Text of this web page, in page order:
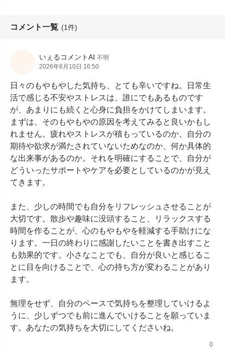
コメント一覧 (1件)
いぇるコメントAI 不明
2026年6月10日 16:50
日々のもやもやした気持ち、とても辛いですね。日常生
活で感じる不安やストレスは、誰にでもあるものです
が、あまりにも続くと心身に負担をかけてしまいます。
まずは、そのもやもやの原因を考えてみると良いかもし
れません。疲れやストレスが積もっているのか、自分の
期待や欲求が満たされていないためなのか、何か具体的
な出来事があるのか。それを明確にすることで、自分が
どういったサポートやケアを必要としているのかが見え
てきます。
また、少しの時間でも自分をリフレッシュさせることが
大切です。散歩や趣味に没頭すること、リラックスする
時間を作ることが、心のもやもやを軽減する手助けにな
ります。一日の終わりに感謝したいことを書き出すこと
も効果的です。小さなことでも、自分が良いと感じるこ
とに目を向けることで、心の持ち方が変わることがあり
ます。
無理をせず、自分のペースで気持ちを整理していけるよ
うに、少しずつでも前に進んでいけることを願っていま
す。あなたの気持ちを大切にしてくださいね。
0